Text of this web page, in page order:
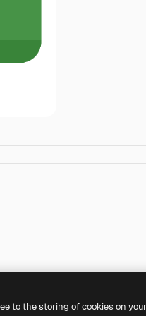
to the storing of cookies on